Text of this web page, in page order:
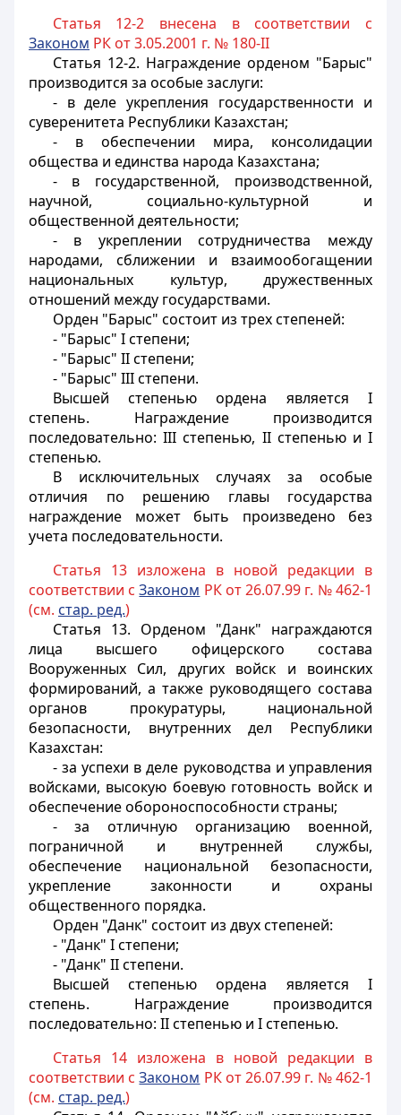
Статья 12-2 внесена в соответствии с
Законом РК от 3.05.2001 г. № 180-II
Статья 12-2. Награждение орденом "Барыс"
производится за особые заслуги:
- в деле укрепления государственности и
суверенитета Республики Казахстан;
- в обеспечении мира, консолидации
общества и единства народа Казахстана;
- в государственной, производственной,
научной, социально-культурной и
общественной деятельности;
- в укреплении сотрудничества между
народами, сближении и взаимообогащении
национальных культур, дружественных
отношений между государствами.
Орден "Барыс" состоит из трех степеней:
- "Барыс" I степени;
- "Барыс" II степени;
- "Барыс" III степени.
Высшей степенью ордена является I
степень. Награждение производится
последовательно: III степенью, II степенью и I
степенью.
В исключительных случаях за особые
отличия по решению главы государства
награждение может быть произведено без
учета последовательности.
Статья 13 изложена в новой редакции в
соответствии сЗаконом РК от 26.07.99 г. № 462-1
(см. стар. ред.)
Статья 13. Орденом "Данк" награждаются
лица высшего офицерского состава
Вооруженных Сил, других войск и воинских
формирований, а также руководящего состава
органов прокуратуры, национальной
безопасности, внутренних дел Республики
Казахстан:
- за успехи в деле руководства и управления
войсками, высокую боевую готовность войск и
обеспечение обороноспособности страны;
- за отличную организацию военной,
пограничной и внутренней службы,
обеспечение национальной безопасности,
укрепление законности и охраны
общественного порядка.
Орден "Данк" состоит из двух степеней:
- "Данк" I степени;
- "Данк" II степени.
Высшей степенью ордена является I
степень. Награждение производится
последовательно: II степенью и I степенью.
Статья 14 изложена в новой редакции в
соответствии сЗаконом РК от 26.07.99 г. № 462-1
(см. стар. ред.)